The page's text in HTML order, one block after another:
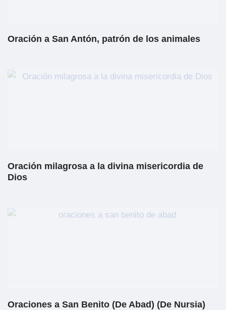
Oración a San Antón, patrón de los animales
Oración milagrosa a la divina misericordia de
Dios
Oraciones a San Benito (De Abad) (De Nursia)